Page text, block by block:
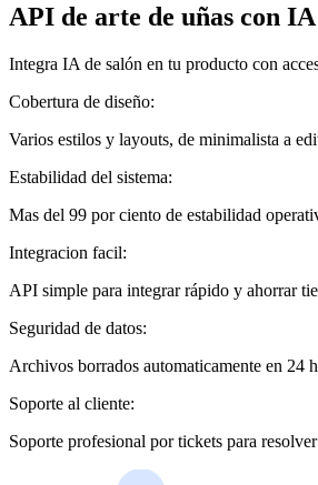
API de arte de uñas con IA
Integra IA de salón en tu producto con
Cobertura de diseño:
Varios estilos y layouts, de minimalista a
Estabilidad del sistema:
Mas del 99 por ciento de estabilidad
Integracion facil:
API simple para integrar rápido y ahorrar
Seguridad de datos:
Archivos borrados automaticamente en 24
Soporte al cliente:
Soporte profesional por tickets para